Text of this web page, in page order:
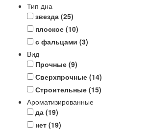
Тип дна
звезда (25)
плоское (10)
с фальцами (3)
Вид
Прочные (9)
Сверхпрочные (14)
Строительные (15)
Ароматизированные
да (19)
нет (19)